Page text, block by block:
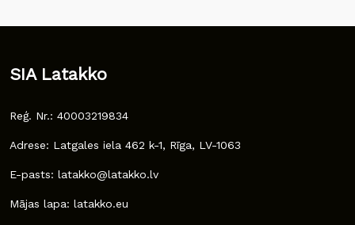
SIA Latakko
Reģ. Nr.: 40003219834
Adrese: Latgales iela 462 k-1, Rīga, LV-1063
E-pasts: latakko@latakko.lv
Mājas lapa: latakko.eu